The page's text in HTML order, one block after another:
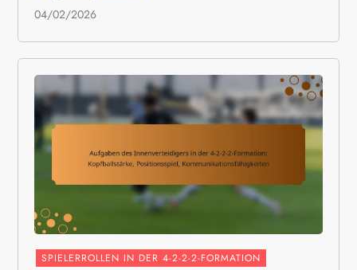
04/02/2026
SPIELERROLLEN IN DER 4-2-2-2-FORMATION